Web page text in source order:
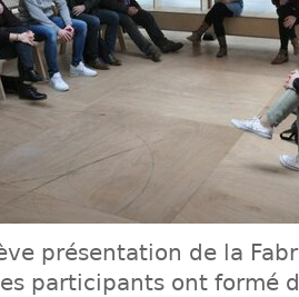
présentation de la
participants ont formé